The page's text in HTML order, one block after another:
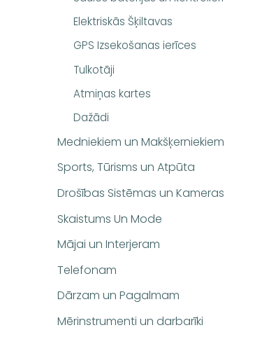
Elektriskās Šķiltavas
GPS Izsekošanas ierīces
Tulkotāji
Atmiņas kartes
Dažādi
Medniekiem un Makšķerniekiem
Sports, Tūrisms un Atpūta
Drošības Sistēmas un Kameras
Skaistums Un Mode
Mājai un Interjeram
Telefonam
Dārzam un Pagalmam
Mērinstrumenti un darbarīki